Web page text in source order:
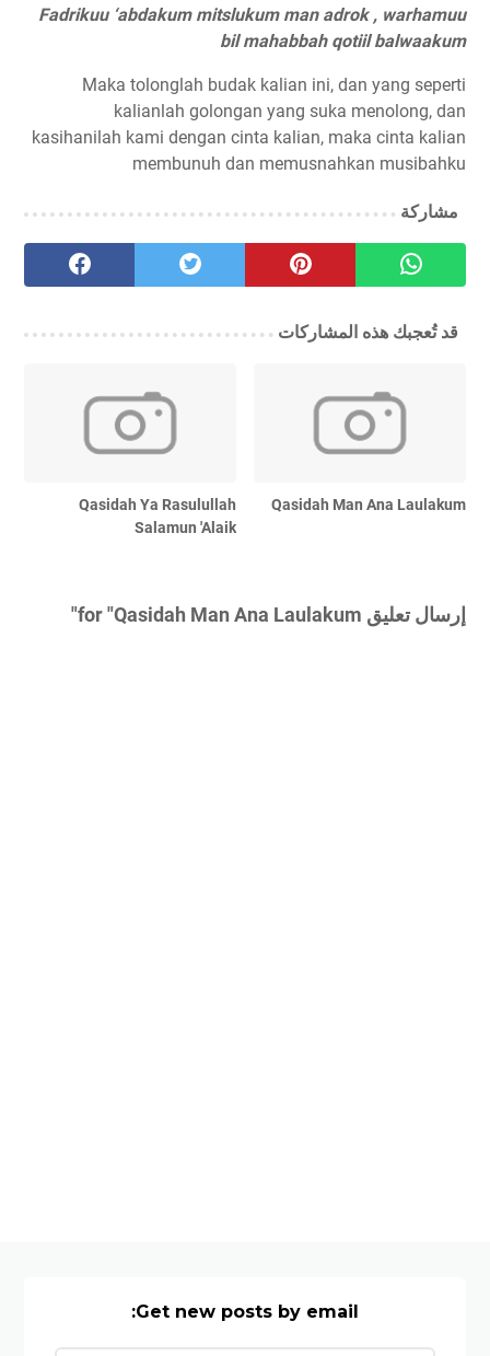
Fadrikuu ‘abdakum mitslukum man adrok , warhamuu
bil mahabbah qotiil balwaakum
Maka tolonglah budak kalian ini, dan yang seperti
kalianlah golongan yang suka menolong, dan
kasihanilah kami dengan cinta kalian, maka cinta kalian
membunuh dan memusnahkan musibahku
مشاركة
قد تُعجبك هذه المشاركات
Qasidah Ya Rasulullah
Salamun 'Alaik
Qasidah Man Ana Laulakum
إرسال تعليق for "Qasidah Man Ana Laulakum"
Get new posts by email: